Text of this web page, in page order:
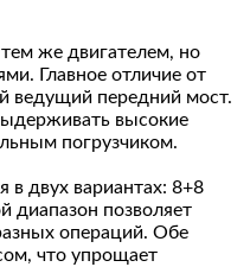
же двигателем, но
Главное отличие от
ведущий передний мост.
высокие
погрузчиком.
в двух вариантах: 8+8
диапазон позволяет
операций. Обе
что упрощает